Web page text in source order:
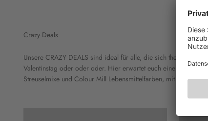
Crazy Deals
Unsere CRAZY DEALS sind ideal für alle, die sich thematisch
Valentinstag oder oder oder. Hier erwartet euch eine sorgfältig
Streuselmixe und Colour Mill Lebensmittelfarben, mit denen